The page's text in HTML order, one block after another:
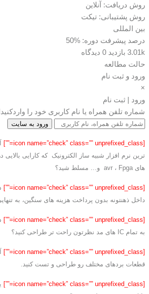
روش دریافت: آنلاین
روش پشتیبانی: تیکت
بین المللی
درصد پیشرفت دوره: %50
3.01k بازدید
حالت مطالعه
ورود و ثبت نام
×
ورود | ثبت نام
شماره تلفن همراه یا نام کاربری خود را
ورود به سایت
[icon name=”check” class=”” unprefixed_class=””]
ترین نرم افزار شبیه ساز الکترونیک که کارایی بالایی
های avr ، Fpga و… مسلط شید؟
[icon name=”check” class=”” unprefixed_class=””]
داخل ذهنتونه بدون پرداخت هزینه های سنگین، به
[icon name=”check” class=”” unprefixed_class=””]
به تمام IC های مد نظرتون راحت تر طراحی کنید؟
[icon name=”check” class=”” unprefixed_class=””]
قطعات بردهای مختلف رو طراحی و تست کنید.
[icon name=”check” class=”” unprefixed_class=””]